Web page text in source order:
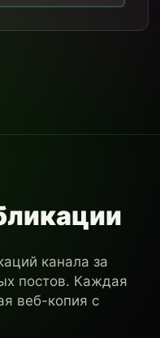
канала за
постов. Каждая
веб-копия с